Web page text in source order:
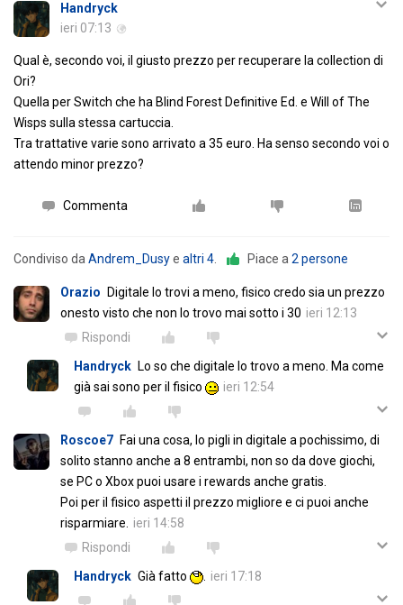
Handryck
ieri 07:13
Qual è, secondo voi, il giusto prezzo per recuperare la collection di
Ori?
Quella per Switch che ha Blind Forest Definitive Ed. e Will of The
Wisps sulla stessa cartuccia.
Tra trattative varie sono arrivato a 35 euro. Ha senso secondo voi o
attendo minor prezzo?
Commenta
Condiviso da Andrem_Dusye altri 4 Piace a 2 persone
Orazio
Digitale lo trovi a meno, fisico credo sia un prezzo
onesto visto che non lo trovo mai sotto i 30 ieri 12:13
Rispondi
Handryck Lo so che digitale lo trovo a meno. Ma come
già sai sono per il fisico
ieri 12:54
Roscoe7 Fai una cosa, lo pigli in digitale a pochissimo, di
solito stanno anche a 8 entrambi, non so da dove giochi,
se PC o Xbox puoi usare i rewards anche gratis.
Poi per il fisico aspetti il prezzo migliore e ci puoi anche
risparmiare.
ieri 14:58
Rispondi
Handryck Già fatto ieri 17:18